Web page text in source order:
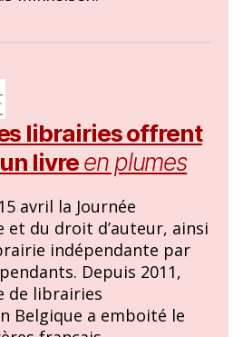
librairies offrent
livreen plumes
avril la Journée
et du droit d’auteur, ainsi
indépendante par
Depuis 2011,
de librairies
Belgique a emboité le